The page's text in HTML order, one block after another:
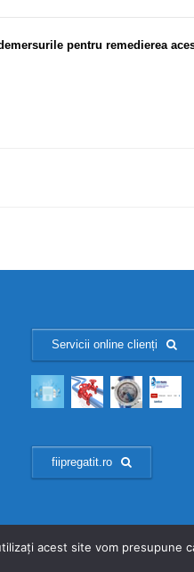
pentru remedierea
Servicii online clienți
fiipregatit.ro
acest site vom presupune